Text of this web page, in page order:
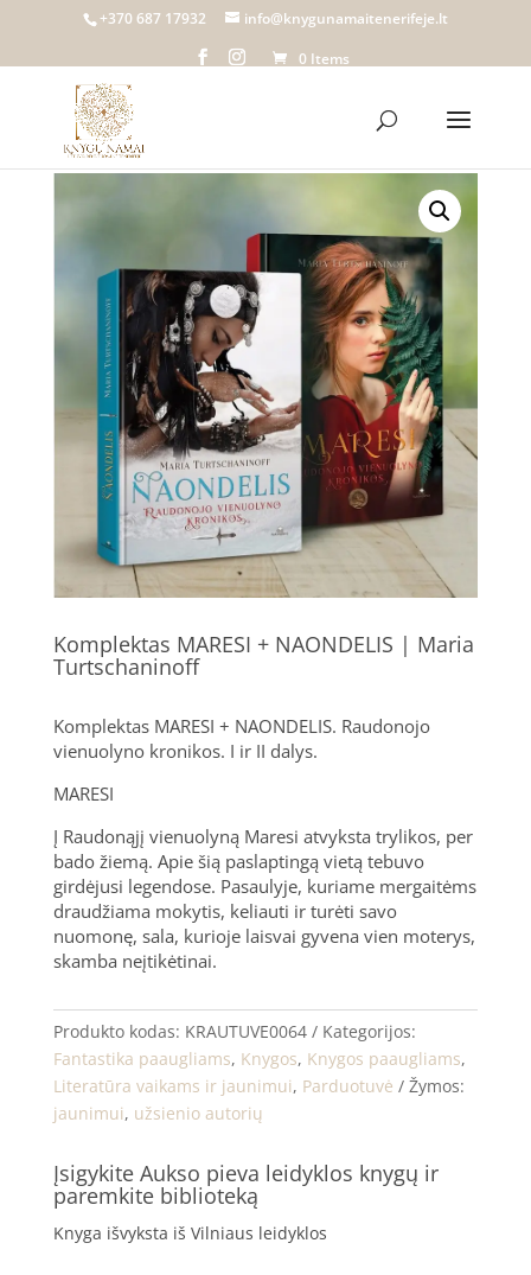
+370 687 17932
info@knygunamaitenerifeje.lt
0 Items
Home/Knygų namai Tenerifeje
Knygos/ Komplektas MARESI + NAONDELIS | Maria
Turtschaninoff
Komplektas MARESI + NAONDELIS | Maria
Turtschaninoff
Komplektas MARESI + NAONDELIS. Raudonojo
vienuolyno kronikos. I ir II dalys.
MARESI
Į Raudonąjį vienuolyną Maresi atvyksta trylikos, per
bado žiemą. Apie šią paslaptingą vietą tebuvo
girdėjusi legendose. Pasaulyje, kuriame mergaitėms
draudžiama mokytis, keliauti ir turėti savo
nuomonę, sala, kurioje laisvai gyvena vien moterys,
skamba neįtikėtinai.
Produkto kodas: KRAUTUVE0064
Kategorijos:
Fantastika paaugliams, Knygos, Knygos paaugliams,
Literatūra vaikams ir jaunimui, Parduotuvė
Žymos:
jaunimui, užsienio autorių
Įsigykite Aukso pieva leidyklos knygų ir
paremkite biblioteką
Knyga išvyksta iš Vilniaus leidyklos